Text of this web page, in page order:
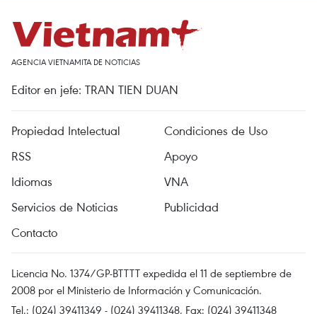
AGENCIA VIETNAMITA DE NOTICIAS
Editor en jefe: TRAN TIEN DUAN
Propiedad Intelectual
Condiciones de Uso
RSS
Apoyo
Idiomas
VNA
Servicios de Noticias
Publicidad
Contacto
Licencia No. 1374/GP-BTTTT expedida el 11 de septiembre de
2008 por el Ministerio de Información y Comunicación.
Tel.: (024) 39411349 - (024) 39411348, Fax: (024) 39411348